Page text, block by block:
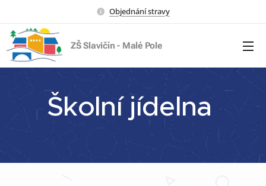
Objednání stravy
ZŠ Slavičín - Malé Pole
Školní jídelna